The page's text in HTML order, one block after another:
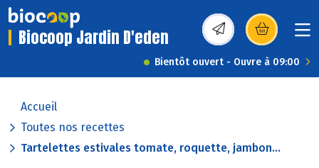
Biocoop Jardin D'eden (s’ouvre dans une
Bientôt ouvert - Ouvre à 09:00
Accueil
Toutes nos recettes
Tartelettes estivales tomate, roquette, jambon...